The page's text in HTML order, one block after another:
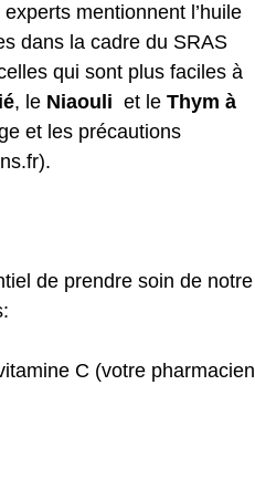
mentionnent l’huile
dans la cadre du SRAS
qui sont plus faciles à
, le Niaouli et le Thym à
et les précautions
).
de prendre soin de notre
C (votre pharmacien